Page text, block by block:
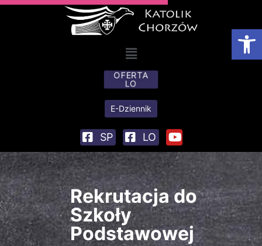
OFERTA
LO
E-Dziennik
SP LO
Rekrutacja do
Szkoły
Podstawowej